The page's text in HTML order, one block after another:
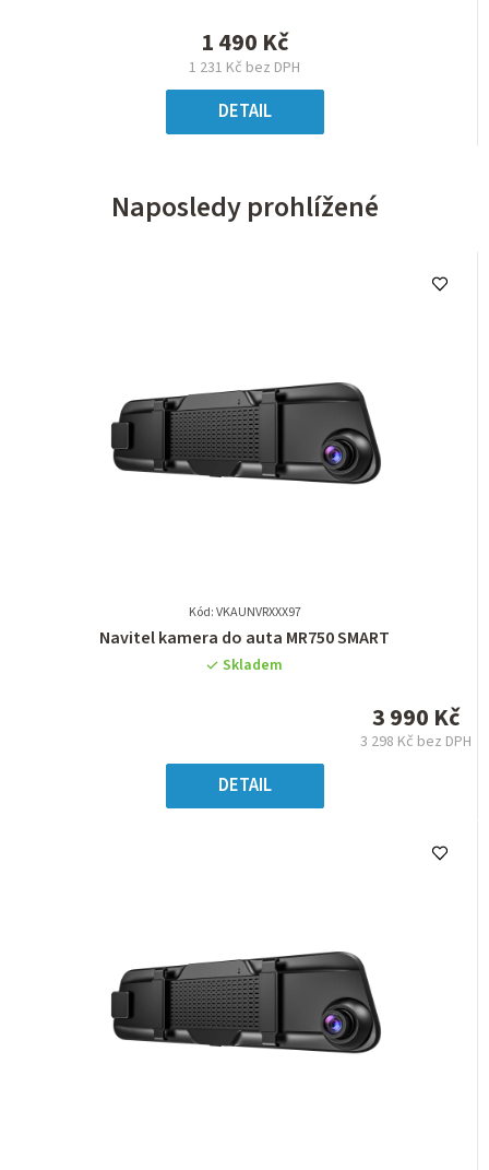
1 231 Kč bez DPH
1 490 Kč
DETAIL
Naposledy prohlížené
Kód: VKAUNVRXXX97
Průměrné
hodnocení
5
hvězdiček.
Navitel kamera do auta MR750 SMART
Skladem
3 990 Kč
3 298 Kč bez DPH
DETAIL